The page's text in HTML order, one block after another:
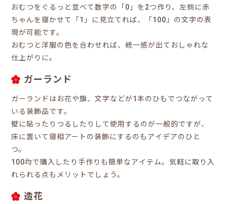
おむつをぐるっと並べて数字の「0」を2つ作り、左側に赤
ちゃんを寝かせて「1」に見立てれば、「100」の文字の表
現が可能です。
おむつと洋服の色を合わせれば、統一感が出ておしゃれな
仕上がりに。
ガーランド
ガーランドはお花や旗、文字などが1本のひもでつながって
いる装飾品です。
壁に貼ったりつるしたりして使用するのが一般的ですが、
床に置いて寝相アートの装飾にするのもアイデアのひと
つ。
100均で購入したり手作りも簡単なアイテム。気軽に取り入
れられる点もメリットでしょう。
造花